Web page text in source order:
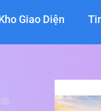
Giao Diện